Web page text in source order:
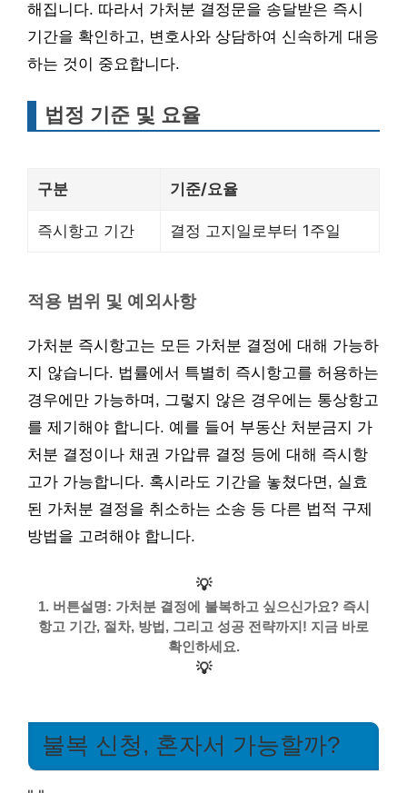
해집니다. 따라서 가처분 결정문을 송달받은 즉시
기간을 확인하고, 변호사와 상담하여 신속하게 대응
하는 것이 중요합니다.
법정 기준 및 요율
구분 기준/요율
즉시항고 기간 결정 고지일로부터 1주일
적용 범위 및 예외사항
가처분 즉시항고는 모든 가처분 결정에 대해 가능하
지 않습니다. 법률에서 특별히 즉시항고를 허용하는
경우에만 가능하며, 그렇지 않은 경우에는 통상항고
를 제기해야 합니다. 예를 들어 부동산 처분금지 가
처분 결정이나 채권 가압류 결정 등에 대해 즉시항
고가 가능합니다. 혹시라도 기간을 놓쳤다면, 실효
된 가처분 결정을 취소하는 소송 등 다른 법적 구제
방법을 고려해야 합니다.
💡
1. 버튼설명: 가처분 결정에 불복하고 싶으신가요? 즉시
항고 기간, 절차, 방법, 그리고 성공 전략까지! 지금 바로
확인하세요.
💡
불복 신청, 혼자서 가능할까?